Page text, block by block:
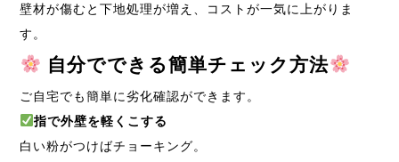
壁材が傷むと下地処理が増え、コストが一気に上がりま
す。
自分でできる簡単チェック方法
ご自宅でも簡単に劣化確認ができます。
指で外壁を軽くこする
白い粉がつけばチョーキング。